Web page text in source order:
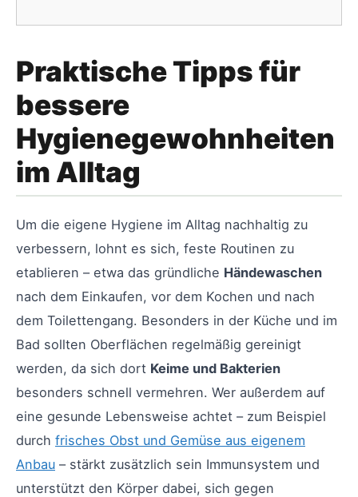
Praktische Tipps für
bessere
Hygienegewohnheiten
im Alltag
Um die eigene Hygiene im Alltag nachhaltig zu
verbessern, lohnt es sich, feste Routinen zu
etablieren – etwa das gründliche Händewaschen
nach dem Einkaufen, vor dem Kochen und nach
dem Toilettengang. Besonders in der Küche und im
Bad sollten Oberflächen regelmäßig gereinigt
werden, da sich dort Keime und Bakterien
besonders schnell vermehren. Wer außerdem auf
eine gesunde Lebensweise achtet – zum Beispiel
durch frisches Obst und Gemüse aus eigenem
Anbau – stärkt zusätzlich sein Immunsystem und
unterstützt den Körper dabei, sich gegen